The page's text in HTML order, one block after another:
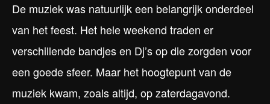
De muziek was natuurlijk een belangrijk onderdeel
van het feest. Het hele weekend traden er
verschillende bandjes en Dj’s op die zorgden voor
een goede sfeer. Maar het hoogtepunt van de
muziek kwam, zoals altijd, op zaterdagavond.